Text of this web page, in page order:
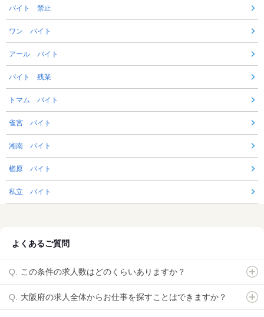
バイト 禁止
ワン バイト
アール バイト
バイト 残業
トマム バイト
雀宮 バイト
湘南 バイト
楢原 バイト
私立 バイト
よくあるご質問
この条件の求人数はどのくらいありますか？
大阪府の求人全体からお仕事を探すことはできますか？